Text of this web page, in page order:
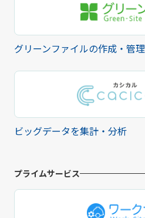
グリーンファイルの作成・管理
ビッグデータを集計・分析
プライムサービス